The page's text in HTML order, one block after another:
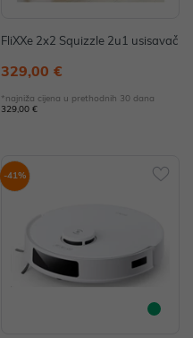
FliXXe 2x2 Squizzle 2u1 usisavač
329,00 €
*najniža cijena u prethodnih 30 dana
329,00 €
-41%